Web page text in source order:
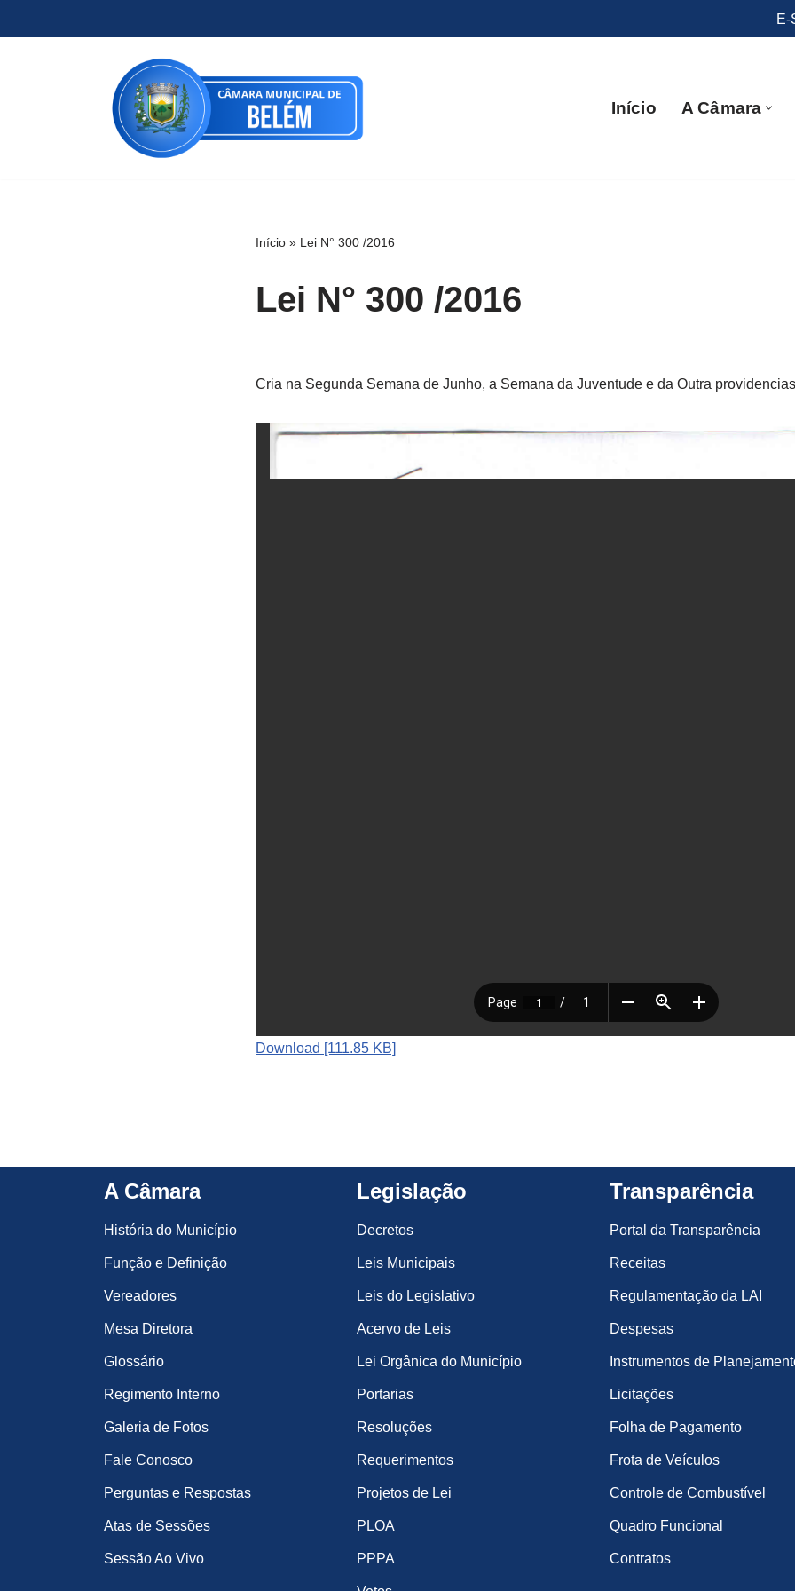
E-
Início A Câmara
Início » Lei N° 300 /2016
Lei N° 300 /2016
Cria na Segunda Semana de Junho, a Semana da Juventude e da Outra
Download [111.85 KB]
A Câmara
História do Município
Função e Definição
Vereadores
Mesa Diretora
Glossário
Regimento Interno
Galeria de Fotos
Fale Conosco
Perguntas e Respostas
Atas de Sessões
Sessão Ao Vivo
Legislação
Decretos
Leis Municipais
Leis do Legislativo
Acervo de Leis
Lei Orgânica do Município
Portarias
Resoluções
Requerimentos
Projetos de Lei
PLOA
PPPA
Transparência
Portal da Transparência
Receitas
Regulamentação da LAI
Despesas
Instrumentos de
Licitações
Folha de Pagamento
Frota de Veículos
Controle de Combustível
Quadro Funcional
Contratos